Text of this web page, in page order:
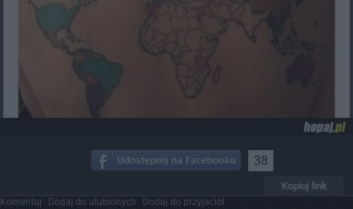
38
Kopiuj link
Komentuj Dodaj do ulubionych Dodaj do przyjaciół